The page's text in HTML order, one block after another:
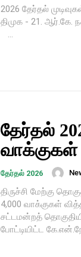
2026 தேர்தல்
திமுக - 21.
...
தேர்தல்
வாக்குகள்
தேர்தல் 2026
திருச்சி மேற்கு
4,000 வாக்குகள்
சட்டமன்றத்
போட்டியிட்ட